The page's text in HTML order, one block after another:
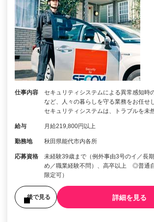
仕事内容
セキュリティシステムによる異常感知時
など、人々の暮らしを守る業務をお任せ
セキュリティシステムは、トラブルを未
給与 月給219,800円以上
勤務地 秋田県能代市内各所
応募資格
未経験39歳まで（例外事由3号のイ／長
め／職業経験不問）、高卒以上 ◎普通
限定可）
後で見る 詳細を見る